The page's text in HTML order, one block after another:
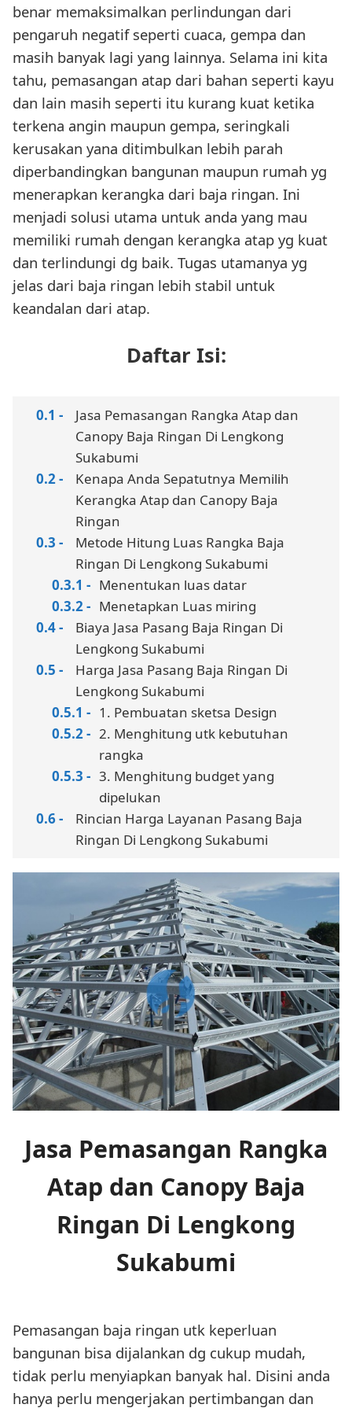
benar memaksimalkan perlindungan dari
pengaruh negatif seperti cuaca, gempa dan
masih banyak lagi yang lainnya. Selama ini kita
tahu, pemasangan atap dari bahan seperti kayu
dan lain masih seperti itu kurang kuat ketika
terkena angin maupun gempa, seringkali
kerusakan yana ditimbulkan lebih parah
diperbandingkan bangunan maupun rumah yg
menerapkan kerangka dari baja ringan. Ini
menjadi solusi utama untuk anda yang mau
memiliki rumah dengan kerangka atap yg kuat
dan terlindungi dg baik. Tugas utamanya yg
jelas dari baja ringan lebih stabil untuk
keandalan dari atap.
Daftar Isi:
Jasa Pemasangan Rangka Atap dan
Canopy Baja Ringan Di Lengkong
Sukabumi
Kenapa Anda Sepatutnya Memilih
Kerangka Atap dan Canopy Baja
Ringan
Metode Hitung Luas Rangka Baja
Ringan Di Lengkong Sukabumi
Menentukan luas datar
Menetapkan Luas miring
Biaya Jasa Pasang Baja Ringan Di
Lengkong Sukabumi
Harga Jasa Pasang Baja Ringan Di
Lengkong Sukabumi
1. Pembuatan sketsa Design
2. Menghitung utk kebutuhan
rangka
3. Menghitung budget yang
dipelukan
Rincian Harga Layanan Pasang Baja
Ringan Di Lengkong Sukabumi
Jasa Pemasangan Rangka
Atap dan Canopy Baja
Ringan Di Lengkong
Sukabumi
Pemasangan baja ringan utk keperluan
bangunan bisa dijalankan dg cukup mudah,
tidak perlu menyiapkan banyak hal. Disini anda
hanya perlu mengerjakan pertimbangan dan